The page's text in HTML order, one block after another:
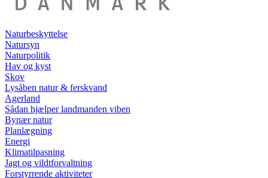
Naturbeskyttelse
Natursyn
Naturpolitik
Hav og kyst
Skov
Lysåben natur & ferskvand
Agerland
Sådan hjælper landmanden viben
Bynær natur
Planlægning
Energi
Klimatilpasning
Jagt og vildtforvaltning
Forstyrrende aktiviteter